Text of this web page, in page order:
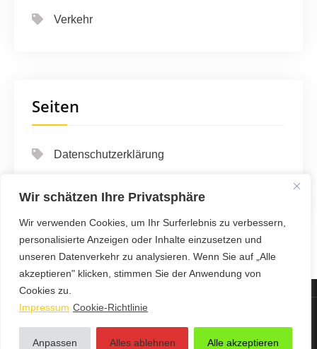
Wir schätzen Ihre Privatsphäre
Wir verwenden Cookies, um Ihr Surferlebnis zu verbessern,
personalisierte Anzeigen oder Inhalte einzusetzen und
unseren Datenverkehr zu analysieren. Wenn Sie auf „Alle
akzeptieren" klicken, stimmen Sie der Anwendung von
Cookies zu.
Impressum Cookie-Richtlinie
Anpassen Alles ablehnen Alle akzeptieren
Verkehr
Seiten
Datenschutzerklärung
123 Auto & Verkehr Info - Proudly Powered by WordPress
Theme by Grace Themes